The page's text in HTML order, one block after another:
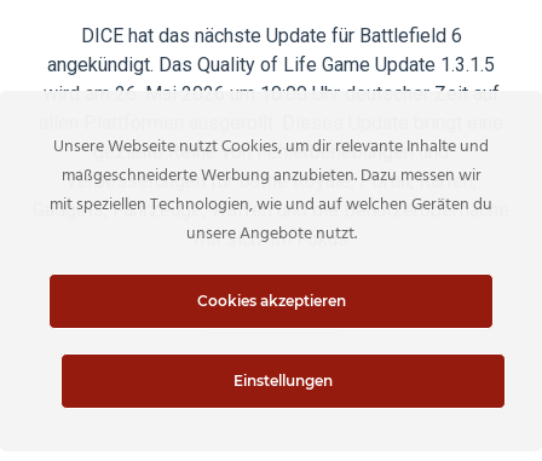
DICE hat das nächste Update für Battlefield 6
angekündigt. Das Quality of Life Game Update 1.3.1.5
wird am 26. Mai 2026 um 10:00 Uhr deutscher Zeit auf
gezielte Reihe von Fehlerbehebungen und
Verbesserungen für Battle Royale, Portal, Karten,
Gadgets, Fahrzeuge, Waffen und die Benutzeroberfläche
mit sich. Im Fokus
READ MORE
Unsere Webseite nutzt Cookies, um dir relevante Inhalte und
maßgeschneiderte Werbung anzubieten. Dazu messen wir
mit speziellen Technologien, wie und auf welchen Geräten du
unsere Angebote nutzt.
Cookies akzeptieren
Einstellungen